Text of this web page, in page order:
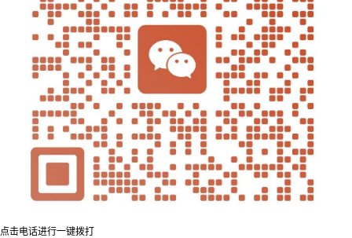
点击电话进行一键拨打